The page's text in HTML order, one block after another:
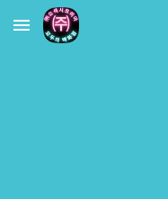
Skip to main content